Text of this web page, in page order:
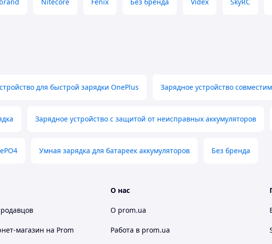
для быстрой зарядки OnePlus Зарядное устройство
Зарядное устройство с защитой от неисправных аккумуляторов
Умная зарядка для батареек аккумуляторов Без бренда
магазин на Prom
О нас
О prom.ua
Работа в prom.ua